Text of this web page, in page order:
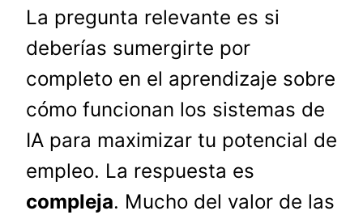
La pregunta relevante es si
deberías sumergirte por
completo en el aprendizaje sobre
cómo funcionan los sistemas de
IA para maximizar tu potencial de
empleo. La respuesta es
compleja. Mucho del valor de las